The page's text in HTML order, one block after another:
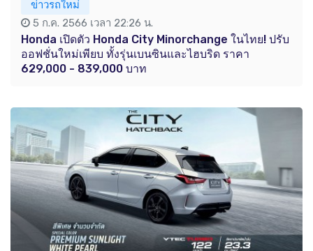
ข่าวรถใหม่
5 ก.ค. 2566 เวลา 22:26 น.
Honda เปิดตัว Honda City Minorchange ในไทย! ปรับ
ออฟชั่นใหม่เพียบ ทั้งรุ่นเบนซินและไฮบริด ราคา
629,000 - 839,000 บาท